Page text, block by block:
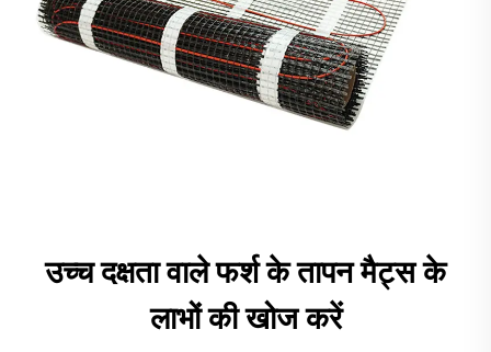
उच्च दक्षता वाले फर्श के तापन मैट्स के
लाभों की खोज करें